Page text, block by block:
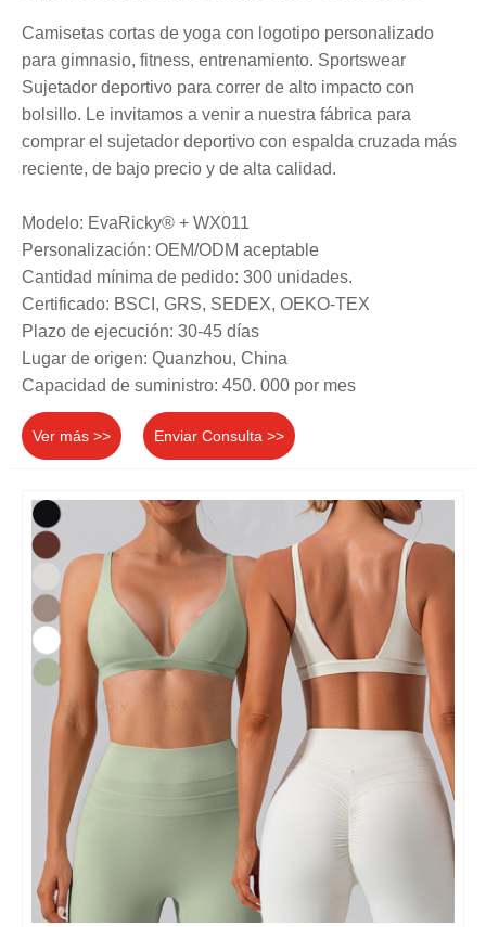
Camisetas cortas de yoga con logotipo personalizado
para gimnasio, fitness, entrenamiento. Sportswear
Sujetador deportivo para correr de alto impacto con
bolsillo. Le invitamos a venir a nuestra fábrica para
comprar el sujetador deportivo con espalda cruzada más
reciente, de bajo precio y de alta calidad.
Modelo: EvaRicky® + WX011
Personalización: OEM/ODM aceptable
Cantidad mínima de pedido: 300 unidades.
Certificado: BSCI, GRS, SEDEX, OEKO-TEX
Plazo de ejecución: 30-45 días
Lugar de origen: Quanzhou, China
Capacidad de suministro: 450. 000 por mes
Ver más >> Enviar Consulta >>